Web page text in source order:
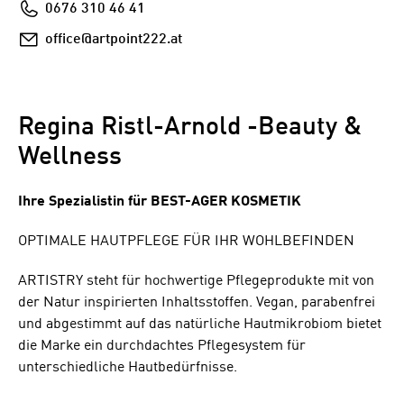
Telefon0676 310 46 41
E-
office@artpoint222.at
Regina Ristl-Arnold -Beauty &
Wellness
Ihre Spezialistin für BEST-AGER KOSMETIK
OPTIMALE HAUTPFLEGE FÜR IHR WOHLBEFINDEN
ARTISTRY steht für hochwertige Pflegeprodukte mit von
der Natur inspirierten Inhaltsstoffen. Vegan, parabenfrei
und abgestimmt auf das natürliche Hautmikrobiom bietet
die Marke ein durchdachtes Pflegesystem für
unterschiedliche Hautbedürfnisse.